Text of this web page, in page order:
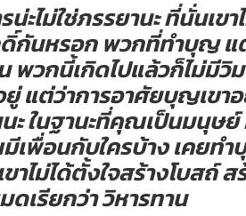
น่ะไม่ใช่ภรรยานะ ที่นั่นเข
กันหรอก พวกที่ทำบุญ แ
พวกนี้เกิดไปแล้วก็ไม่มี
แต่ว่าการอาศัยบุญเขา
ะ ในฐานะที่คุณเป็นมนุษ
เพื่อนกับใครบ้าง เคยท
าไม่ได้ตั้งใจสร้างโบสถ์ ส
ดเรียกว่าวิหารทาน